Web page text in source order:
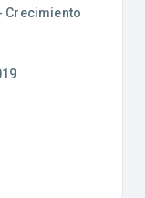
Crecimiento